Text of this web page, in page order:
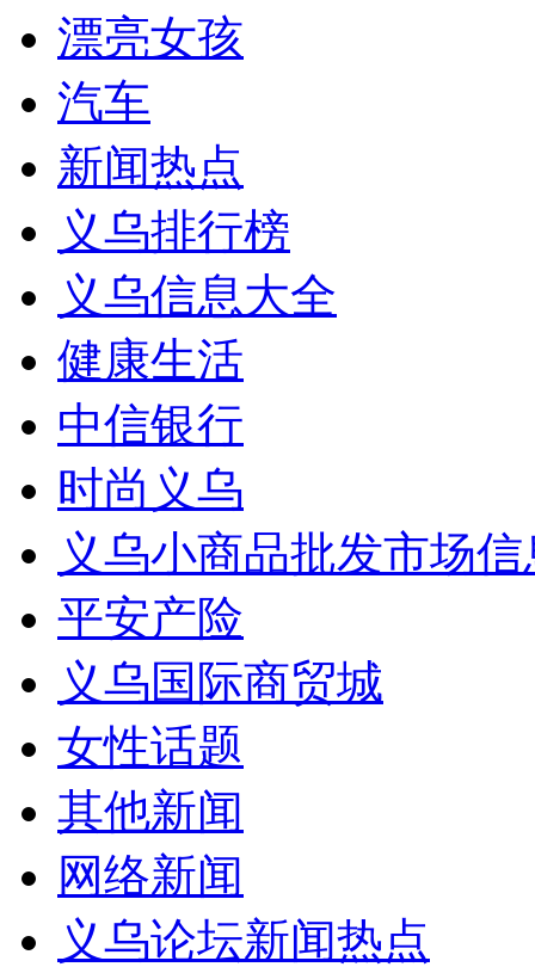
漂亮女孩
汽车
新闻热点
义乌排行榜
义乌信息大全
健康生活
中信银行
时尚义乌
义乌小商品批发市场
平安产险
义乌国际商贸城
女性话题
其他新闻
网络新闻
义乌论坛新闻热点